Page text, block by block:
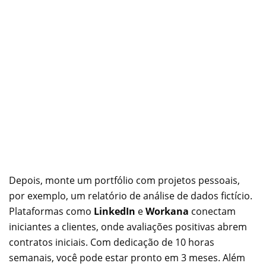
Depois, monte um portfólio com projetos pessoais,
por exemplo, um relatório de análise de dados fictício.
Plataformas como LinkedIn eWorkana conectam
iniciantes a clientes, onde avaliações positivas abrem
contratos iniciais. Com dedicação de 10 horas
semanais, você pode estar pronto em 3 meses. Além